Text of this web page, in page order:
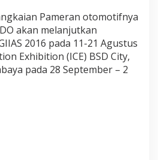
Pameran otomotifnya
akan melanjutkan
2016 pada 11-21 Agustus
Exhibition (ICE) BSD City,
pada 28 September – 2